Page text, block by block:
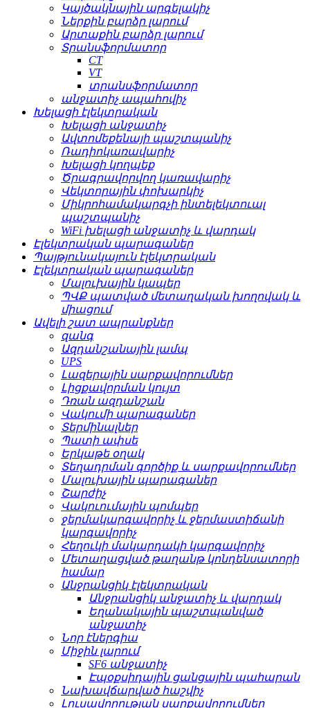
Կայծակնային արգելակիչ
Ներքին բարձր լարում
Արտաքին բարձր լարում
Տրանսֆորմատոր
CT
VT
տրանսֆորմատոր
անջատիչ ապահովիչ
Խելացի էլեկտրական
Խելացի անջատիչ
Ավտոմեքենայի պաշտպանիչ
Ռադիոկառավարիչ
Խելացի կողպեք
Ծրագրավորվող կառավարիչ
Վեկտորային փոխարկիչ
Միկրոհամակարգչի ինտելեկտուալ
պաշտպանիչ
WiFi խելացի անջատիչ և վարդակ
Էլեկտրական պարագաներ
Պայթյունակայուն էլեկտրական
Էլեկտրական պարագաներ
Մալուխային կապեր
ՊՎՔ պատված մետաղական խողովակ և
միացում
Ավելի շատ ապրանքներ
զանգ
Ազդանշանային լամպ
UPS
Լազերային սարքավորումներ
Լիցքավորման կույտ
Դռան ազդանշան
Վակումի պարագաներ
Տերմինալներ
Պատի ափսե
Երկաթե օղակ
Տեղադրման գործիք և սարքավորումներ
Մալուխային պարագաներ
Շարժիչ
Վակուումային պոմպեր
ջերմակարգավորիչ և ջերմաստիճանի
կարգավորիչ
Հեղուկի մակարդակի կարգավորիչ
Մետաղացված թաղանթ կոնդենսատորի
համար
Անջրանցիկ էլեկտրական
Անջրանցիկ անջատիչ և վարդակ
Եղանակային պաշտպանված
անջատիչ
Նոր էներգիա
Միջին լարում
SF6 անջատիչ
Էպօքսիդային ցանցային պահարան
Նախավճարված հաշվիչ
Լուսավորության սարքավորումներ